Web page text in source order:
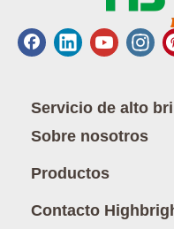
Servicio de alto
Sobre nosotros
Productos
Contacto